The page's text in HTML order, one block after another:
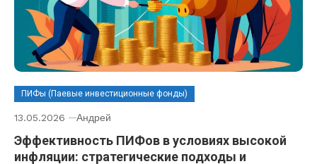
ПИФы (Паевые инвестиционные фонды)
13.05.2026 Андрей
Эффективность ПИФов в условиях высокой
инфляции: стратегические подходы и